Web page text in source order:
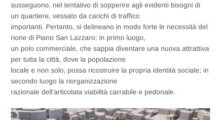
susseguono, nel tentativo di sopperire agli evidenti bisogni di
un quartiere, vessato da carichi di traffico
importanti. Pertanto, si delineano in modo forte le necessità del
rione di Piano San Lazzaro: in primo luogo,
un polo commerciale, che sappia diventare una nuova attrattiva
per tutta la città, dove la popolazione
locale e non solo, possa ricostruire la propria identità sociale; in
secondo luogo la riorganizzazione
razionale dell’articolata viabilità carrabile e pedonale.